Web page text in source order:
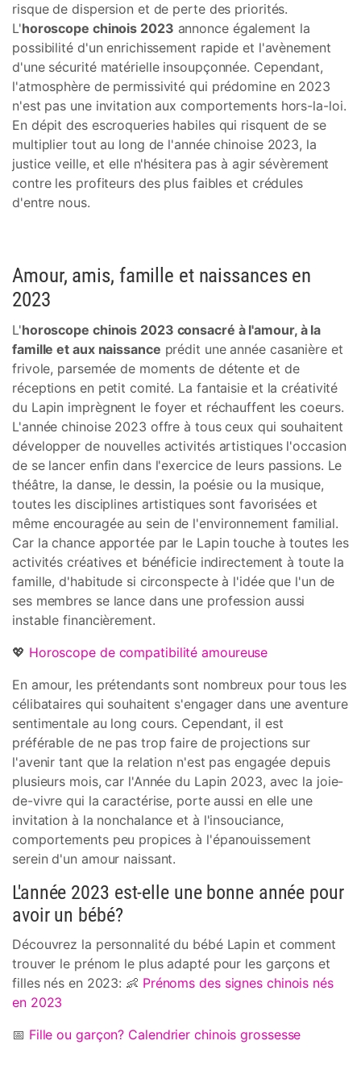
risque de dispersion et de perte des priorités.
L'horoscope chinois 2023 annonce également la
possibilité d'un enrichissement rapide et l'avènement
d'une sécurité matérielle insoupçonnée. Cependant,
l'atmosphère de permissivité qui prédomine en 2023
n'est pas une invitation aux comportements hors-la-loi.
En dépit des escroqueries habiles qui risquent de se
multiplier tout au long de l'année chinoise 2023, la
justice veille, et elle n'hésitera pas à agir sévèrement
contre les profiteurs des plus faibles et crédules
d'entre nous.
Amour, amis, famille et naissances en
2023
L'horoscope chinois 2023 consacré à l'amour, à la
famille et aux naissance prédit une année casanière et
frivole, parsemée de moments de détente et de
réceptions en petit comité. La fantaisie et la créativité
du Lapin imprègnent le foyer et réchauffent les coeurs.
L'année chinoise 2023 offre à tous ceux qui souhaitent
développer de nouvelles activités artistiques l'occasion
de se lancer enfin dans l'exercice de leurs passions. Le
théâtre, la danse, le dessin, la poésie ou la musique,
toutes les disciplines artistiques sont favorisées et
même encouragée au sein de l'environnement familial.
Car la chance apportée par le Lapin touche à toutes les
activités créatives et bénéficie indirectement à toute la
famille, d'habitude si circonspecte à l'idée que l'un de
ses membres se lance dans une profession aussi
instable financièrement.
💖 Horoscope de compatibilité amoureuse
En amour, les prétendants sont nombreux pour tous les
célibataires qui souhaitent s'engager dans une aventure
sentimentale au long cours. Cependant, il est
préférable de ne pas trop faire de projections sur
l'avenir tant que la relation n'est pas engagée depuis
plusieurs mois, car l'Année du Lapin 2023, avec la joie-
de-vivre qui la caractérise, porte aussi en elle une
invitation à la nonchalance et à l'insouciance,
comportements peu propices à l'épanouissement
serein d'un amour naissant.
L'année 2023 est-elle une bonne année pour
avoir un bébé?
Découvrez la personnalité du bébé Lapin et comment
trouver le prénom le plus adapté pour les garçons et
filles nés en 2023: 👶 Prénoms des signes chinois nés
en 2023
📅 Fille ou garçon? Calendrier chinois grossesse